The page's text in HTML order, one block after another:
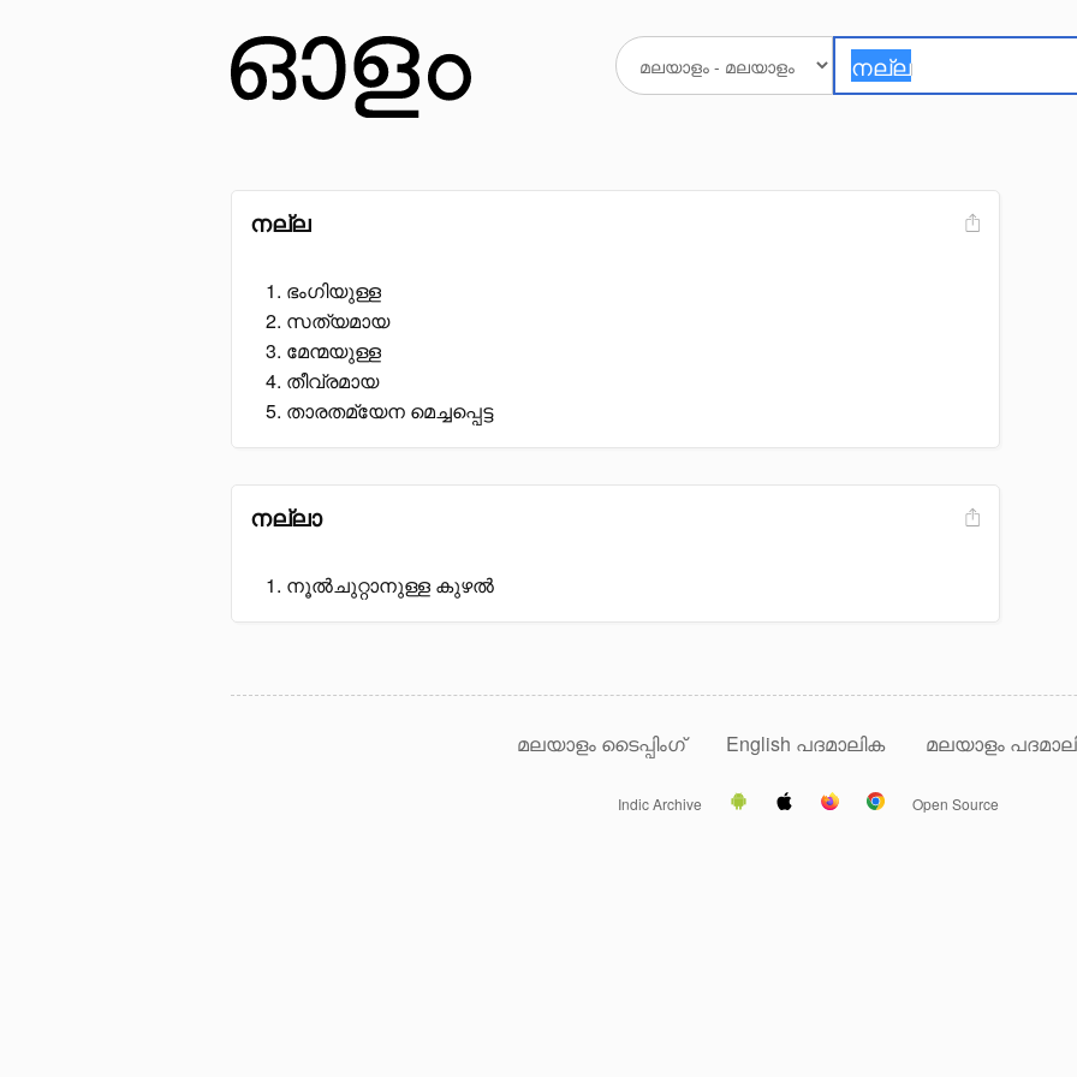
നല്ല
ഭംഗിയുള്ള
സത്യമായ
മേന്മയുള്ള
തീവ്രമായ
താരതമ്യേന മെച്ചപ്പെട്ട
നല്ലാ
നൂൽചുറ്റാനുള്ള കുഴൽ
മലയാളം ടൈപ്പിംഗ് English പദമാലിക മലയാളം
Indic Archive Open Source